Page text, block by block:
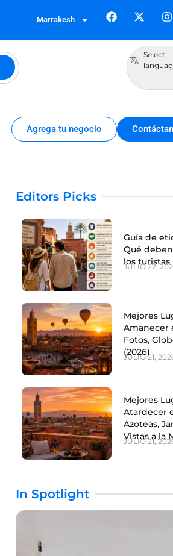
Marrakesh
Select
Agrega tu negocio
Editors Picks
Guía de
Qué
los turistas
JULIO 22,
Mejores
Amanecer
Fotos,
(2026)
JULIO 21,
Mejores
Atardecer
Azoteas,
Vistas a la
JULIO 21,
In Spotlight